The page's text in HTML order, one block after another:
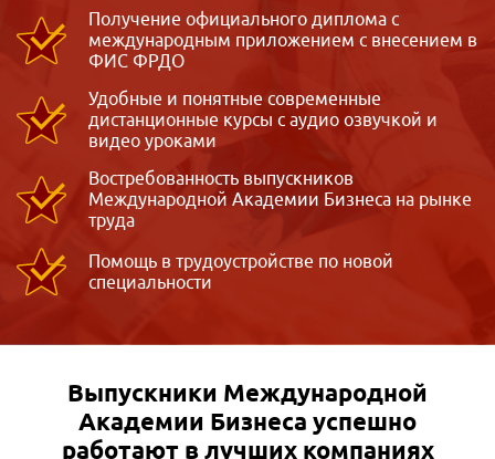
Получение официального диплома с
международным приложением с внесением в
ФИС ФРДО
Удобные и понятные современные
дистанционные курсы с аудио озвучкой и
видео уроками
Востребованность выпускников
Международной Академии Бизнеса на рынке
труда
Помощь в трудоустройстве по новой
специальности
Выпускники Международной
Академии Бизнеса успешно
работают в лучших компаниях